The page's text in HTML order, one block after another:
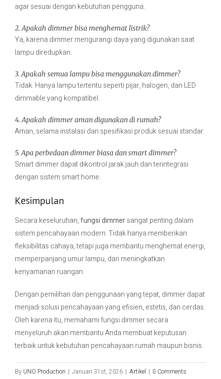
agar sesuai dengan kebutuhan pengguna.
2. Apakah dimmer bisa menghemat listrik?
Ya, karena dimmer mengurangi daya yang digunakan saat
lampu diredupkan.
3. Apakah semua lampu bisa menggunakan dimmer?
Tidak. Hanya lampu tertentu seperti pijar, halogen, dan LED
dimmable yang kompatibel.
4. Apakah dimmer aman digunakan di rumah?
Aman, selama instalasi dan spesifikasi produk sesuai standar.
5. Apa perbedaan dimmer biasa dan smart dimmer?
Smart dimmer dapat dikontrol jarak jauh dan terintegrasi
dengan sistem smart home.
Kesimpulan
Secara keseluruhan,fungsi dimmersangat penting dalam
sistem pencahayaan modern. Tidak hanya memberikan
fleksibilitas cahaya, tetapi juga membantu menghemat energi,
memperpanjang umur lampu, dan meningkatkan
kenyamanan ruangan.
Dengan pemilihan dan penggunaan yang tepat, dimmer dapat
menjadi solusi pencahayaan yang efisien, estetis, dan cerdas.
Oleh karena itu, memahami fungsi dimmer secara
menyeluruh akan membantu Anda membuat keputusan
terbaik untuk kebutuhan pencahayaan rumah maupun bisnis.
By UNO Production | Januari 31st, 2026 | Artikel | 0 Comments